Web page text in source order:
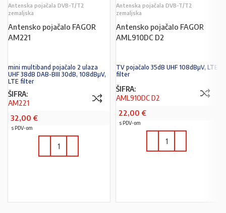
Antenska pojačala DVB-T/T2
zemaljska
Antensko pojačalo FAGOR
AM221
mini multiband pojačalo 2 ulaza
UHF 38dB DAB-BIII 30dB, 108dBµV,
LTE filter
ŠIFRA:
AM221
32,00 €
s PDV-om
Antenska pojačala DVB-T/T2
zemaljska
Antensko pojačalo FAGOR
AML910DC D2
TV pojačalo 35dB UHF 108dBµV, LTE
filter
ŠIFRA:
AML910DC D2
22,00 €
s PDV-om